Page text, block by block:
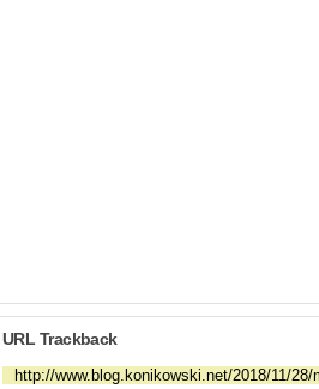
URL Trackback